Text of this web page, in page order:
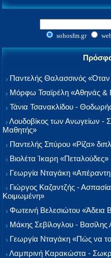
sohosfm.gr
Παντελής Θαλασσινός
Μόρφω Τσαϊρέλη «Αθηνάς &
Τάνια Τσανακλίδου -
Λουδοβίκος των Ανωγείων
Μαθητής»
Παντελής Σπύρου «Ρίζα»
Βιολέτα Ίκαρη «Πεταλούδες»
Γεωργία Νταγάκη «Aπέραντη
Γιώργος Καζαντζής -
Κοιμωμένη»
Φωτεινή Βελεσιώτου «Άδεια
Μάκης Σεβίλογλου -
Γεωργία Νταγάκη «Πώς να
Λαμπρινή Καρακώστα -